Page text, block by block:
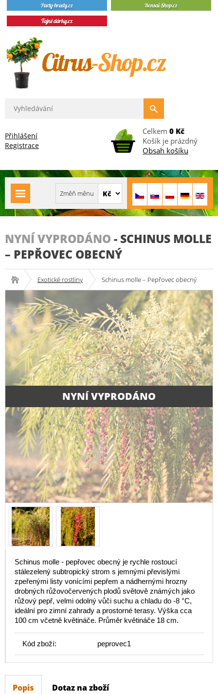
Přihlášení
Registrace
Celkem 0 Kč
Košík je prázdný
Obsah košíku
NYNÍ VYPRODÁNO - SCHINUS MOLLE
– PEPŘOVEC OBECNÝ
Exotické rostliny Schinus molle – Pepřovec obecný
NYNÍ VYPRODÁNO
Schinus molle - pepřovec obecný je rychle rostoucí
stálezelený subtropický strom s jemnými převislými
zpeřenými listy vonícími pepřem a nádhernými hrozny
drobných růžovočervených plodů světově známých jako
růžový pepř, velmi odolný vůči suchu a chladu do -8 °C,
ideální pro zimní zahrady a prostorné terasy. Výška cca
100 cm včetně květináče. Průměr květináče 18 cm.
Kód zboží: peprovec1
Popis Dotaz na zboží